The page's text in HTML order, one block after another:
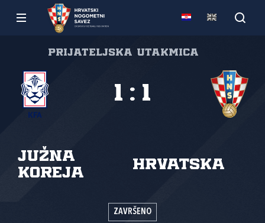
Prijateljska utakmica
Južna
Koreja
Hrvatska
1 : 1
ZAVRŠENO